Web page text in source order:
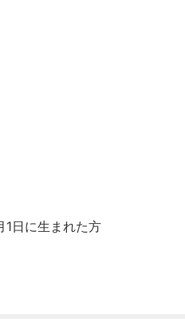
に生まれた方